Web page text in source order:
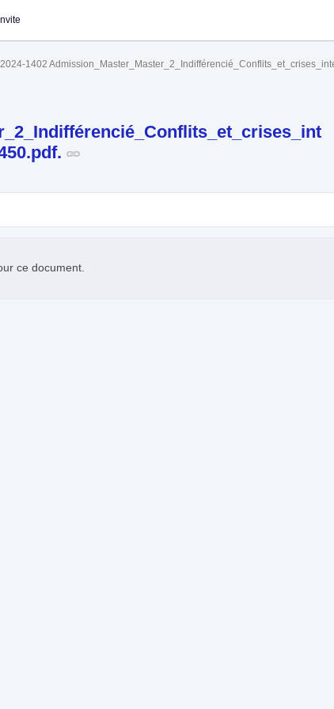
Invite
1402
ce document.